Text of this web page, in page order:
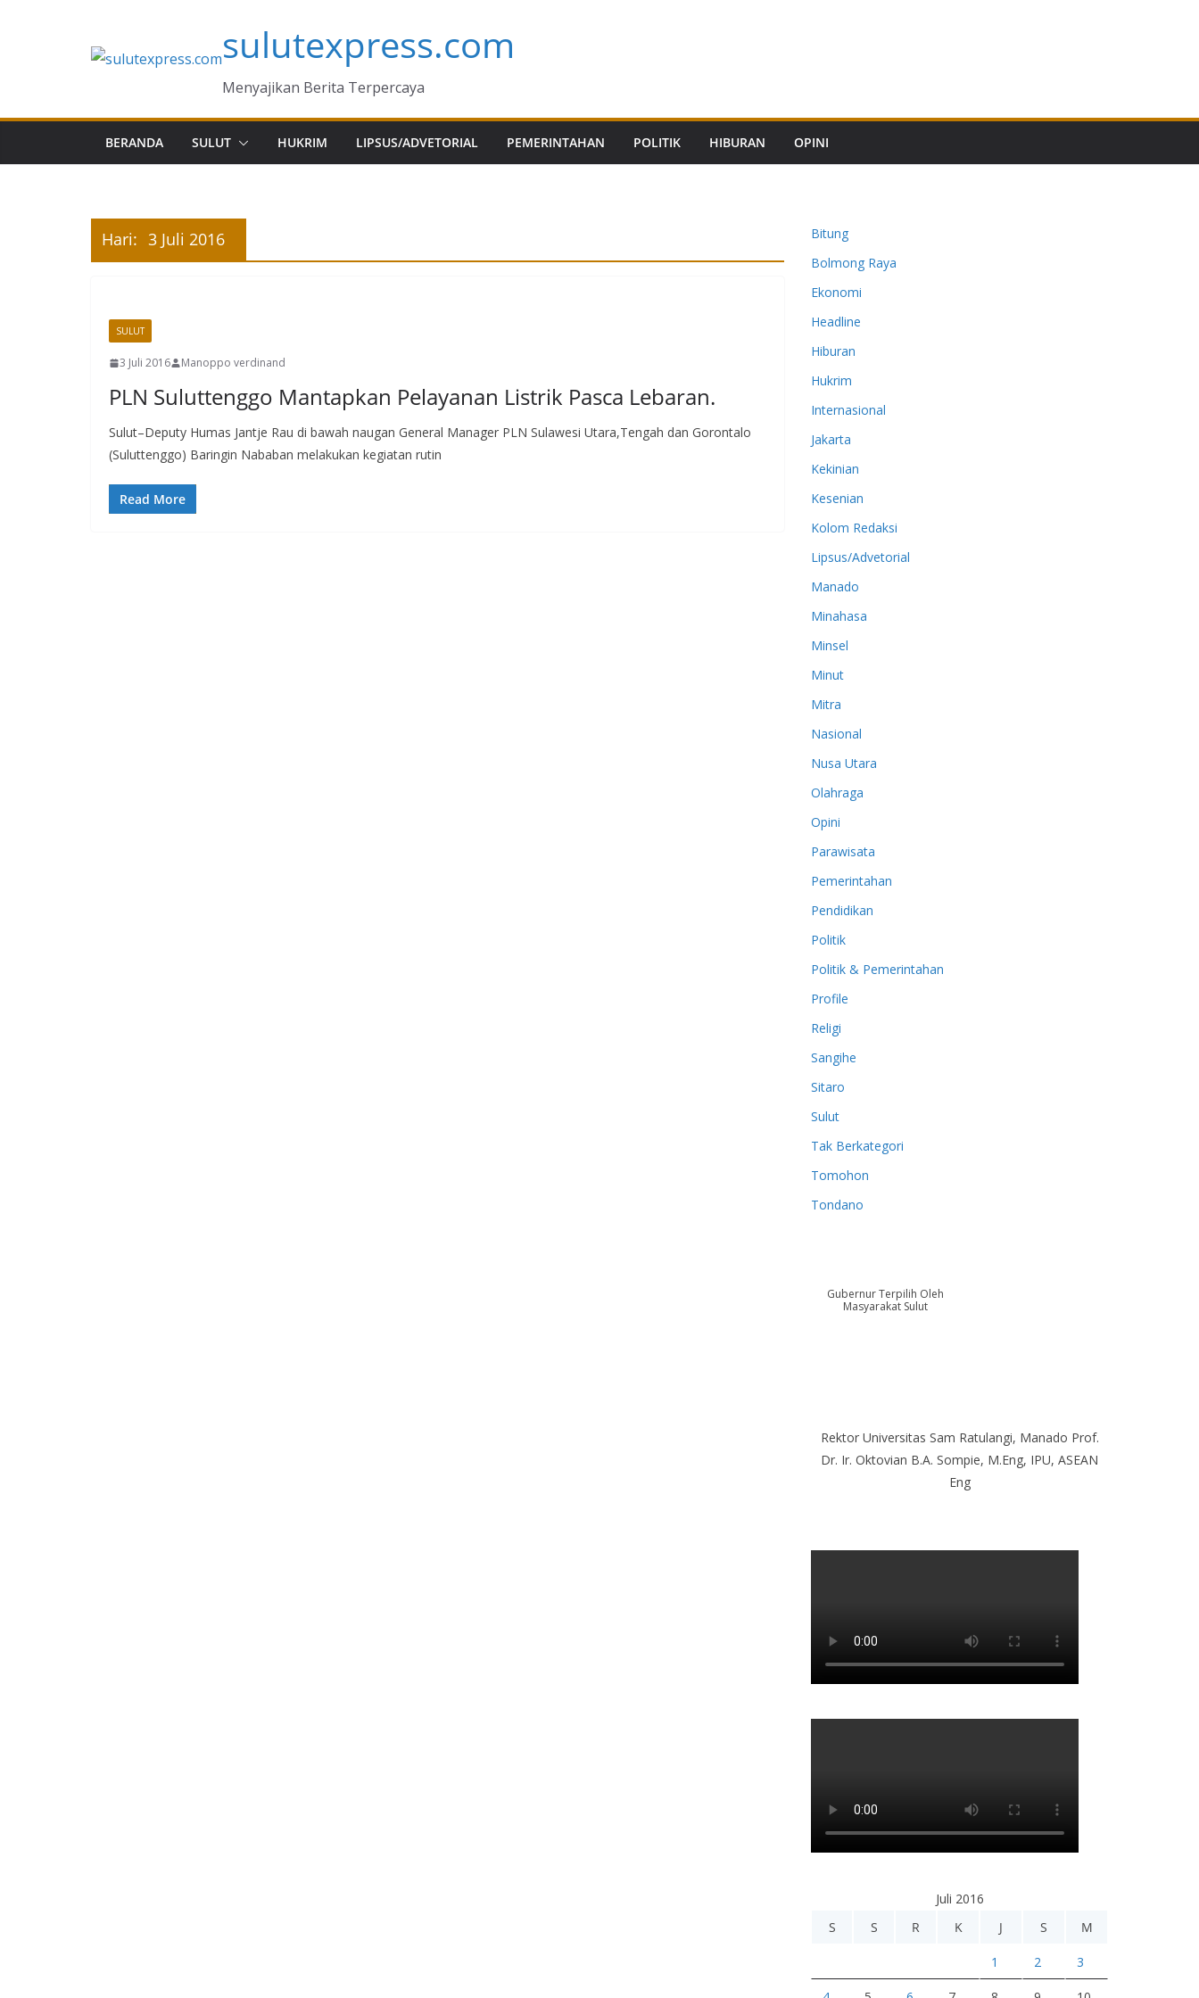
sulutexpress.com
Menyajikan Berita Terpercaya
BERANDA SULUT HUKRIM LIPSUS/ADVETORIAL PEMERINTAHAN POLITIK HIBURAN OPINI
Hari: 3 Juli 2016
SULUT
3 Juli 2016 Manoppo verdinand
PLN Suluttenggo Mantapkan Pelayanan Listrik Pasca Lebaran.
Sulut–Deputy Humas Jantje Rau di bawah naugan General Manager PLN Sulawesi Utara,Tengah dan Gorontalo
(Suluttenggo) Baringin Nababan melakukan kegiatan rutin
Read More
Bitung
Bolmong Raya
Ekonomi
Headline
Hiburan
Hukrim
Internasional
Jakarta
Kekinian
Kesenian
Kolom Redaksi
Lipsus/Advetorial
Manado
Minahasa
Minsel
Minut
Mitra
Nasional
Nusa Utara
Olahraga
Opini
Parawisata
Pemerintahan
Pendidikan
Politik
Politik & Pemerintahan
Profile
Religi
Sangihe
Sitaro
Sulut
Tak Berkategori
Tomohon
Tondano
Gubernur Terpilih Oleh
Masyarakat Sulut
Rektor Universitas Sam Ratulangi, Manado Prof.
Dr. Ir. Oktovian B.A. Sompie, M.Eng, IPU, ASEAN
Eng
Juli 2016
S
S R K J S M
1 2 3